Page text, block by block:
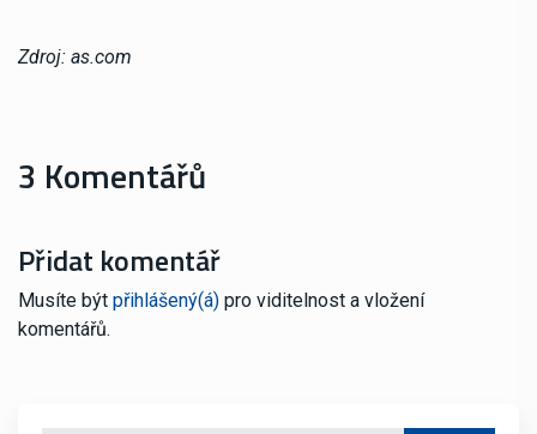
Zdroj: as.com
3 Komentářů
Přidat komentář
Musíte být přihlášený(á) pro viditelnost a vložení
komentářů.